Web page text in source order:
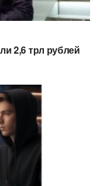
2,6 трл рублей